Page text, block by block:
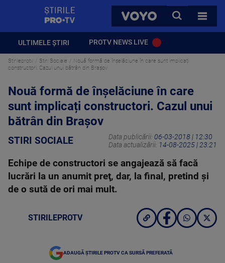
VOYO
CAUTA
TOATE
ULTIMELE ȘTIRI PROTV NEWS LIVE
Stirileprotv Stiri Sociale
Nouă formă de înşelăciune în care sunt implicați
constructori. Cazul unui bătrân din Braşov
Nouă formă de înşelăciune în care
sunt implicați constructori. Cazul unui
bătrân din Braşov
STIRI SOCIALE Data publicării: 06-03-2018 | 12:30
Data actualizării: 14-08-2025 | 23:21
Echipe de constructori se angajează să facă
lucrări la un anumit preţ, dar, la final, pretind şi
de o sută de ori mai mult.
STIRILEPROTV
ADAUGĂ ȘTIRILE PROTV CA SURSĂ PREFERATĂ